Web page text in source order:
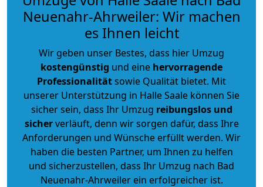
Neuenahr-Ahrweiler: Wir machen
es Ihnen leicht
Wir geben unser Bestes, dass hier Umzug
kostengünstig und eine hervorragende
Professionalitätsowie Qualität bietet. Mit
unserer Unterstützung in Halle Saale können Sie
sicher sein, dass Ihr Umzug reibungslos und
sicherverläuft, denn wir sorgen dafür, dass Ihre
Anforderungen und Wünsche erfüllt werden. Wir
haben die besten Partner, um Ihnen zu helfen
und sicherzustellen, dass Ihr Umzug nach Bad
Neuenahr-Ahrweiler ein erfolgreicher ist.